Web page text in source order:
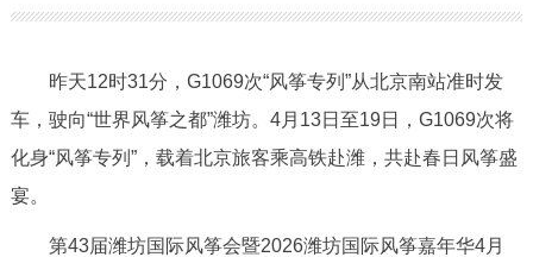
政务公开
市领导 机构职能 政策服务
昨天12时31分，G1069次“风筝专列”从北京南站准时发
车，驶向“世界风筝之都”潍坊。4月13日至19日，G1069次将
化身“风筝专列”，载着北京旅客乘高铁赴潍，共赴春日风筝盛
宴。
第43届潍坊国际风筝会暨2026潍坊国际风筝嘉年华4月